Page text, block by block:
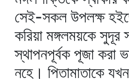
সেই-সকল উপলক্ষ
করিয়া মঙ্গলময়কে সুদূর
স্থাপনপূর্বক পূজা করা
নহে। পিতামাতাকে